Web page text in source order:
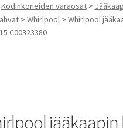
Kodinkoneiden varaosat>
> Whirlpool > Whirlpool
C00323380
jääkaapin